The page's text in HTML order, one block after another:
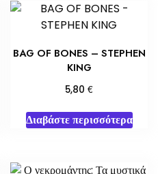
BAG OF BONES – STEPHEN
KING
5,80€
Διαβάστε περισσότερα